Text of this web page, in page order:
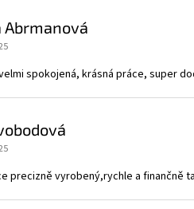
Abrmanová
obchodu je 5 z 5 hvězdiček.
spokojená, krásná práce, super
obchodu je 5 z 5 hvězdiček.
precizně vyrobený,rychle a finančně